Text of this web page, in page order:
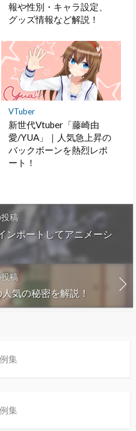
報や性別・キャラ設定、
グッズ情報など解説！
VTuber
新世代Vtuber「藤崎由
愛/YUA」｜人気急上昇の
バックボーンを熱烈レポ
ート！
稿
ンポートしてアニメーシ
稿
気の秘密を解説！
集
集